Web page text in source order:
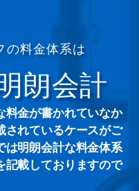
の料金体系は
朗会計
料金が書かれていなか
されているケースがご
は明朗会計な料金体系
記載しておりますので